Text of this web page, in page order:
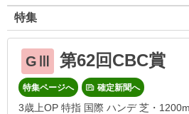
特集
GⅢ 第62回CBC賞
特集ページへ 確定新聞へ
3歳上OP 特指 国際 ハンデ 芝・1200m